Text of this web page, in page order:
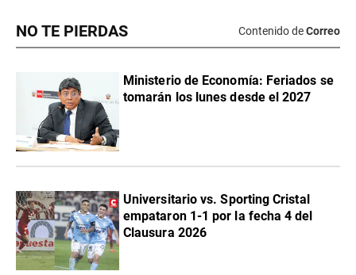
NO TE PIERDAS Contenido deCorreo
Ministerio de Economía: Feriados se
tomarán los lunes desde el 2027
Universitario vs. Sporting Cristal
empataron 1-1 por la fecha 4 del
Clausura 2026